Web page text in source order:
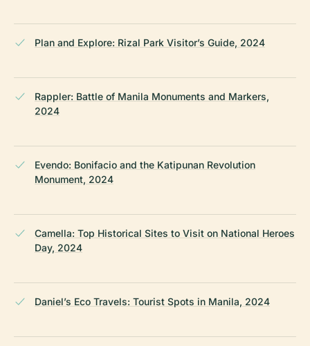
Plan and Explore: Rizal Park Visitor’s Guide, 2024
Rappler: Battle of Manila Monuments and Markers,
2024
Evendo: Bonifacio and the Katipunan Revolution
Monument, 2024
Camella: Top Historical Sites to Visit on National Heroes
Day, 2024
Daniel’s Eco Travels: Tourist Spots in Manila, 2024